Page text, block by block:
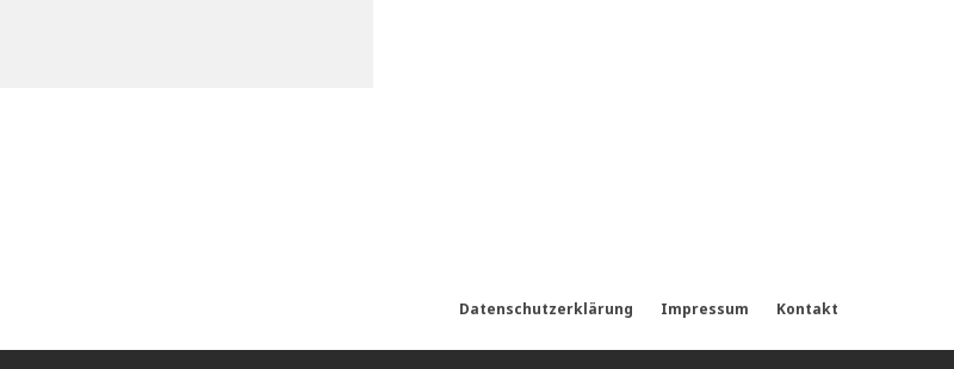
Datenschutzerklärung Impressum Kontakt